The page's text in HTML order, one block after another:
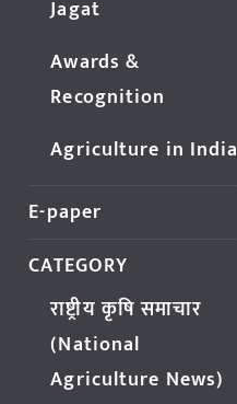
Jagat
Awards &
Recognition
Agriculture in India
E-paper
CATEGORY
राष्ट्रीय कृषि समाचार
(National
Agriculture News)